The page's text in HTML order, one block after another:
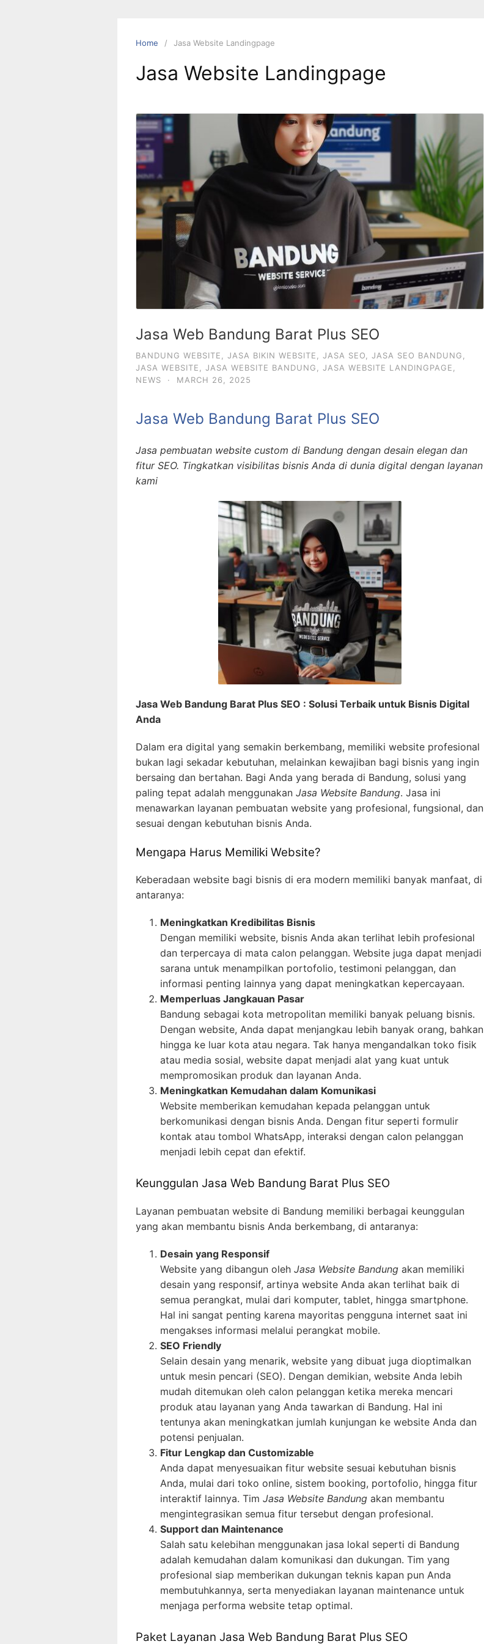
Home Jasa Website Landingpage
Jasa Website Landingpage
Jasa Web Bandung Barat Plus SEO
BANDUNG WEBSITE JASA BIKIN WEBSITE JASA SEO JASA SEO BANDUNG
JASA WEBSITE
JASA WEBSITE BANDUNG JASA WEBSITE LANDINGPAGE
NEWS
· MARCH 26, 2025
Jasa Web Bandung Barat Plus SEO
Jasa pembuatan website custom di Bandung dengan desain elegan dan
fitur SEO. Tingkatkan visibilitas bisnis Anda di dunia digital dengan layanan
kami
Jasa Web Bandung Barat Plus SEO : Solusi Terbaik untuk Bisnis Digital
Anda
Dalam era digital yang semakin berkembang, memiliki website profesional
bukan lagi sekadar kebutuhan, melainkan kewajiban bagi bisnis yang ingin
bersaing dan bertahan. Bagi Anda yang berada di Bandung, solusi yang
paling tepat adalah menggunakan Jasa Website Bandung. Jasa ini
menawarkan layanan pembuatan website yang profesional, fungsional, dan
sesuai dengan kebutuhan bisnis Anda.
Mengapa Harus Memiliki Website?
Keberadaan website bagi bisnis di era modern memiliki banyak manfaat, di
antaranya:
Meningkatkan Kredibilitas Bisnis
Dengan memiliki website, bisnis Anda akan terlihat lebih profesional
dan terpercaya di mata calon pelanggan. Website juga dapat menjadi
sarana untuk menampilkan portofolio, testimoni pelanggan, dan
informasi penting lainnya yang dapat meningkatkan kepercayaan.
Memperluas Jangkauan Pasar
Bandung sebagai kota metropolitan memiliki banyak peluang bisnis.
Dengan website, Anda dapat menjangkau lebih banyak orang, bahkan
hingga ke luar kota atau negara. Tak hanya mengandalkan toko fisik
atau media sosial, website dapat menjadi alat yang kuat untuk
mempromosikan produk dan layanan Anda.
Meningkatkan Kemudahan dalam Komunikasi
Website memberikan kemudahan kepada pelanggan untuk
berkomunikasi dengan bisnis Anda. Dengan fitur seperti formulir
kontak atau tombol WhatsApp, interaksi dengan calon pelanggan
menjadi lebih cepat dan efektif.
Keunggulan Jasa Web Bandung Barat Plus SEO
Layanan pembuatan website di Bandung memiliki berbagai keunggulan
yang akan membantu bisnis Anda berkembang, di antaranya:
Desain yang Responsif
Website yang dibangun oleh Jasa Website Bandung akan memiliki
desain yang responsif, artinya website Anda akan terlihat baik di
semua perangkat, mulai dari komputer, tablet, hingga smartphone.
Hal ini sangat penting karena mayoritas pengguna internet saat ini
mengakses informasi melalui perangkat mobile.
SEO Friendly
Selain desain yang menarik, website yang dibuat juga dioptimalkan
untuk mesin pencari (SEO). Dengan demikian, website Anda lebih
mudah ditemukan oleh calon pelanggan ketika mereka mencari
produk atau layanan yang Anda tawarkan di Bandung. Hal ini
tentunya akan meningkatkan jumlah kunjungan ke website Anda dan
potensi penjualan.
Fitur Lengkap dan Customizable
Anda dapat menyesuaikan fitur website sesuai kebutuhan bisnis
Anda, mulai dari toko online, sistem booking, portofolio, hingga fitur
interaktif lainnya. Tim Jasa Website Bandung akan membantu
mengintegrasikan semua fitur tersebut dengan profesional.
Support dan Maintenance
Salah satu kelebihan menggunakan jasa lokal seperti di Bandung
adalah kemudahan dalam komunikasi dan dukungan. Tim yang
profesional siap memberikan dukungan teknis kapan pun Anda
membutuhkannya, serta menyediakan layanan maintenance untuk
menjaga performa website tetap optimal.
Paket Layanan Jasa Web Bandung Barat Plus SEO